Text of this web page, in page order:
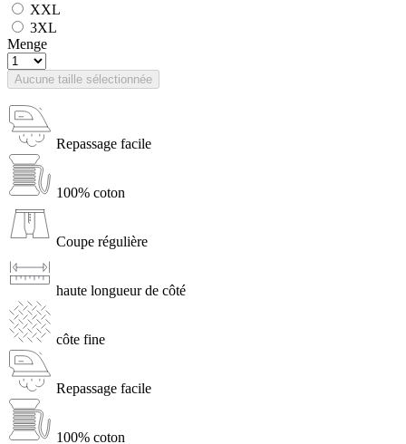
XXL
3XL
Menge
Aucune taille sélectionnée
Repassage facile
100% coton
Coupe régulière
haute longueur de côté
côte fine
Repassage facile
100% coton